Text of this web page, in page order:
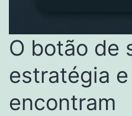
O botão de
estratégia
encontram